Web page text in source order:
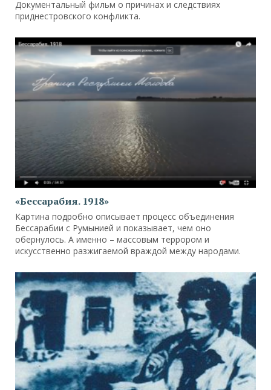
Документальный фильм о причинах и следствиях
приднестровского конфликта.
«Бессарабия. 1918»
Картина подробно описывает процесс объединения
Бессарабии с Румынией и показывает, чем оно
обернулось. А именно – массовым террором и
искусственно разжигаемой враждой между народами.